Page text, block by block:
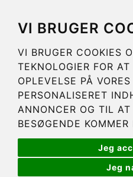
VI BRUGER
VI BRUGER COOKIES
TEKNOLOGIER FOR
OPLEVELSE PÅ
PERSONALISERET
ANNONCER OG TIL AT
BESØGENDE KOMMER
Jeg
Jeg